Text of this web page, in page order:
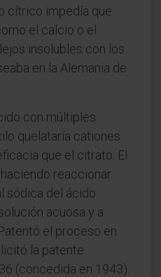
cítrico impedía que
el calcio o el
insolubles con los
en la Alemania de
con múltiples
quelataría cationes
que el citrato. El
reaccionar
sódica del ácido
acuosa y a
el proceso en
la patente
(concedida en 1943).